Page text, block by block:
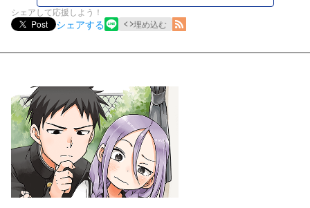
シェアして応援しよう！
Post
シェアする 埋め込む